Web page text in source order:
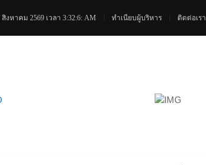
งหาคม 2569 เวลา 3:32:7: AM ทำเนียบผู้บริหาร ติดต่อเรา